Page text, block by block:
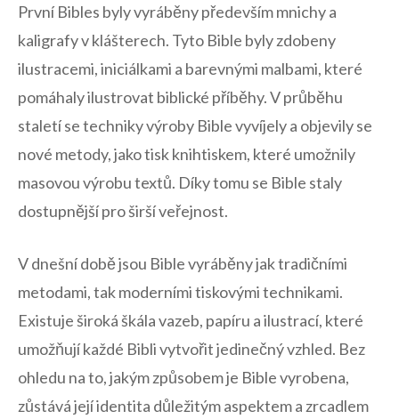
První Bibles byly vyráběny především​ mnichy a
kaligrafy⁣ v klášterech. Tyto⁢ Bible byly​ zdobeny
ilustracemi, iniciálkami⁢ a barevnými malbami, které
pomáhaly⁤ ilustrovat biblické ⁣příběhy.⁣ V průběhu
staletí se‍ techniky výroby Bible vyvíjely a objevily se ​
nové metody, jako ⁤tisk knihtiskem, které umožnily
masovou výrobu textů. Díky tomu se Bible staly
dostupnější pro širší veřejnost. ‌
V‌ dnešní ​době jsou Bible vyráběny jak‌ tradičními
metodami, tak‌ moderními ⁢tiskovými technikami.
Existuje široká škála‍ vazeb, papíru a⁣ ilustrací, které​
umožňují⁣ každé Bibli vytvořit jedinečný ⁣vzhled. Bez
ohledu na‌ to, jakým způsobem je Bible vyrobena,
zůstává její identita důležitým ‍aspektem a zrcadlem